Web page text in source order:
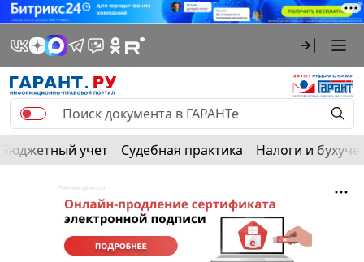
Бюджетный учет Судебная практика Налоги и